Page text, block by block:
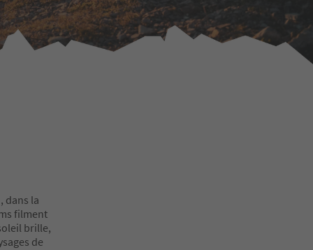
dans la
filment
brille,
de